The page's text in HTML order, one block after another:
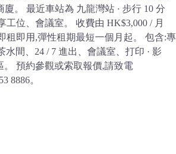
廈。 最近車站為 九龍灣站 · 步行 10 分
工位、會議室。 收費由 HK$3,000 / 月
租即用,彈性租期最短一個月起。 包含:專
水間、24 / 7 進出、會議室、打印 · 影
。 預約參觀或索取報價,請致電
8886。